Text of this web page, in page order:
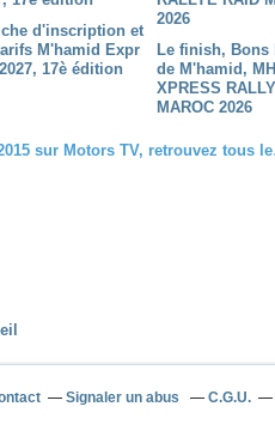
d'inscription et
M'hamid Expr
17è édition
Le finish, Bons
de M'hamid,
XPRESS
MAROC 2026
Le film du M'hamid
Signaler un abus C.G.U.